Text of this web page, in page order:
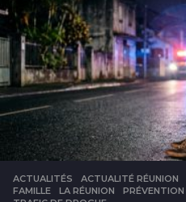
e
s
ACTUALITÉS ACTUALITÉ RÉUNION
FAMILLE
,LA RÉUNION ,PRÉVENTION